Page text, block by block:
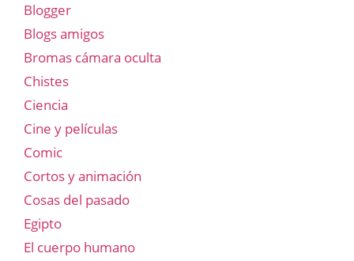
Blogger
Blogs amigos
Bromas cámara oculta
Chistes
Ciencia
Cine y películas
Comic
Cortos y animación
Cosas del pasado
Egipto
El cuerpo humano